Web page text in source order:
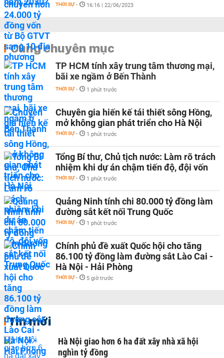
THỜI SỰ - 16:16 | 22/06/2023
Cùng chuyên mục
TP HCM tính xây trung tâm thương mại,
bãi xe ngầm ở Bến Thành
THỜI SỰ - 1 phút trước
Chuyên gia hiến kế tái thiết sông Hồng,
mở không gian phát triển cho Hà Nội
THỜI SỰ - 1 phút trước
Tổng Bí thư, Chủ tịch nước: Làm rõ trách
nhiệm khi dự án chậm tiến độ, đội vốn
THỜI SỰ - 1 phút trước
Quảng Ninh tính chi 80.000 tỷ đồng làm
đường sắt kết nối Trung Quốc
THỜI SỰ - 1 phút trước
Chính phủ đề xuất Quốc hội cho tăng
86.100 tỷ đồng làm đường sắt Lào Cai -
Hà Nội - Hải Phòng
THỜI SỰ - 5 giờ trước
Tin mới
Hà Nội giao hơn 6 ha đất xây nhà xã hội
nghìn tỷ đồng